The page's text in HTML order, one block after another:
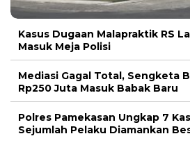
Kasus Dugaan Malapraktik RS
Masuk Meja Polisi
Mediasi Gagal Total, Sengketa
Rp250 Juta Masuk Babak Baru
Polres Pamekasan Ungkap 7
Sejumlah Pelaku Diamankan